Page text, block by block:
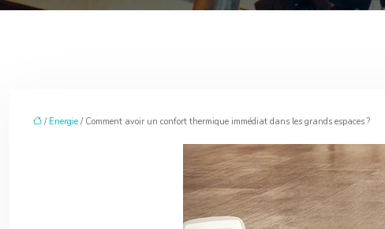
/ Energie / Comment avoir un confort thermique immédiat dans les grands espaces ?